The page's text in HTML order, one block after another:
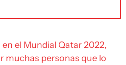
el Mundial Qatar 2022,
muchas personas que lo